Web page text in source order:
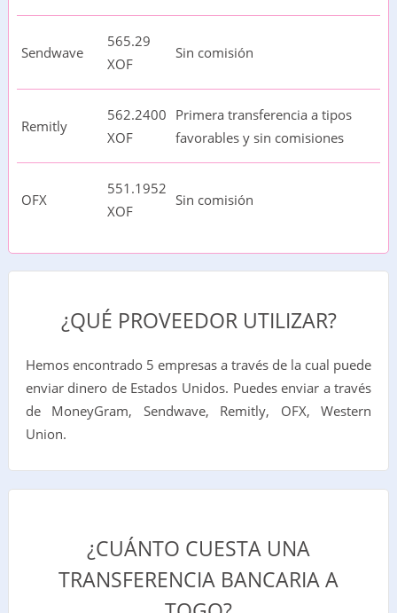
Sendwave
565.29
XOF
Sin comisión
Remitly
562.2400
XOF
Primera transferencia a tipos
favorables y sin comisiones
OFX
551.1952
XOF
Sin comisión
¿QUÉ PROVEEDOR UTILIZAR?
Hemos encontrado 5 empresas a través de la cual puede
enviar dinero de Estados Unidos. Puedes enviar a través
de MoneyGram, Sendwave, Remitly, OFX, Western
Union.
¿CUÁNTO CUESTA UNA
TRANSFERENCIA BANCARIA A